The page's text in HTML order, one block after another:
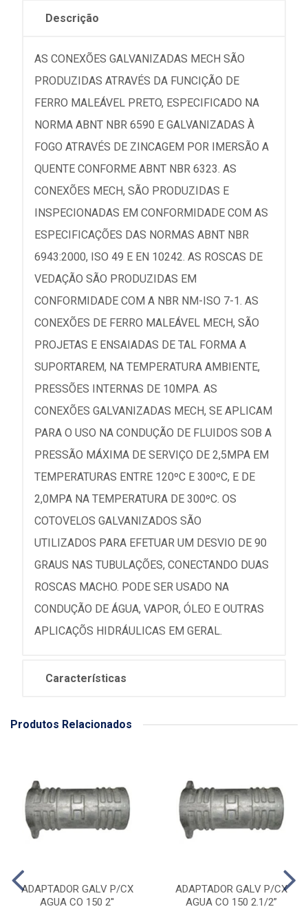
Descrição
AS CONEXÕES GALVANIZADAS MECH SÃO
PRODUZIDAS ATRAVÉS DA FUNCIÇÃO DE
FERRO MALEÁVEL PRETO, ESPECIFICADO NA
NORMA ABNT NBR 6590 E GALVANIZADAS À
FOGO ATRAVÉS DE ZINCAGEM POR IMERSÃO A
QUENTE CONFORME ABNT NBR 6323. AS
CONEXÕES MECH, SÃO PRODUZIDAS E
INSPECIONADAS EM CONFORMIDADE COM AS
ESPECIFICAÇÕES DAS NORMAS ABNT NBR
6943:2000, ISO 49 E EN 10242. AS ROSCAS DE
VEDAÇÃO SÃO PRODUZIDAS EM
CONFORMIDADE COM A NBR NM-ISO 7-1. AS
CONEXÕES DE FERRO MALEÁVEL MECH, SÃO
PROJETAS E ENSAIADAS DE TAL FORMA A
SUPORTAREM, NA TEMPERATURA AMBIENTE,
PRESSÕES INTERNAS DE 10MPA. AS
CONEXÕES GALVANIZADAS MECH, SE APLICAM
PARA O USO NA CONDUÇÃO DE FLUIDOS SOB A
PRESSÃO MÁXIMA DE SERVIÇO DE 2,5MPA EM
TEMPERATURAS ENTRE 120ºC E 300ºC, E DE
2,0MPA NA TEMPERATURA DE 300ºC. OS
COTOVELOS GALVANIZADOS SÃO
UTILIZADOS PARA EFETUAR UM DESVIO DE 90
GRAUS NAS TUBULAÇÕES, CONECTANDO DUAS
ROSCAS MACHO. PODE SER USADO NA
CONDUÇÃO DE ÁGUA, VAPOR, ÓLEO E OUTRAS
APLICAÇÕS HIDRÁULICAS EM GERAL.
Características
Produtos Relacionados
ADAPTADOR GALV P/CX
AGUA CO 150 2''
ADAPTADOR GALV P/CX
AGUA CO 150 2.1/2”